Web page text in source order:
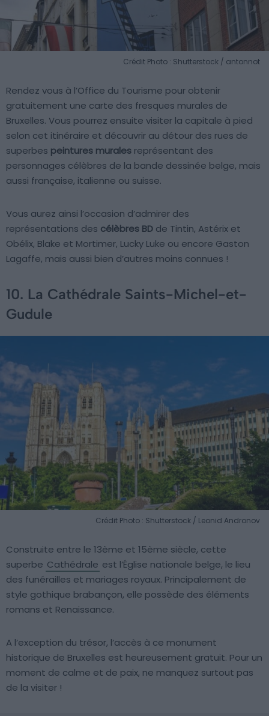
Crédit Photo : Shutterstock / antonnot
Rendez vous à l’Office du Tourisme pour obtenir
gratuitement une carte des fresques murales de
Bruxelles. Vous pourrez ensuite visiter la capitale à pied
selon cet itinéraire et découvrir au détour des rues de
superbes peintures murales représentant des
personnages célèbres de la bande dessinée belge, mais
aussi française, italienne ou suisse.
Vous aurez ainsi l’occasion d’admirer des
représentations des célèbres BD de Tintin, Astérix et
Obélix, Blake et Mortimer, Lucky Luke ou encore Gaston
Lagaffe, mais aussi bien d’autres moins connues !
10. La Cathédrale Saints-Michel-et-
Gudule
Crédit Photo : Shutterstock / Leonid Andronov
Construite entre le 13ème et 15ème siècle, cette
superbe Cathédrale est l’Église nationale belge, le lieu
des funérailles et mariages royaux. Principalement de
style gothique brabançon, elle possède des éléments
romans et Renaissance.
A l’exception du trésor, l’accès à ce monument
historique de Bruxelles est heureusement gratuit. Pour un
moment de calme et de paix, ne manquez surtout pas
de la visiter !